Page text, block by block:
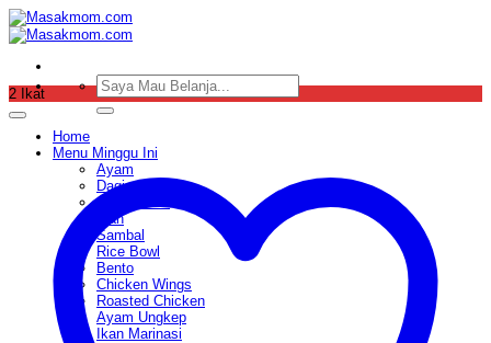
Skip
to
content
Pencarian
untuk:
Home
Menu Minggu Ini
Ayam
Daging
Sop & Soto
Ikan
Sambal
Rice Bowl
Bento
Chicken Wings
Roasted Chicken
Ayam Ungkep
Ikan Marinasi
2 Ikat